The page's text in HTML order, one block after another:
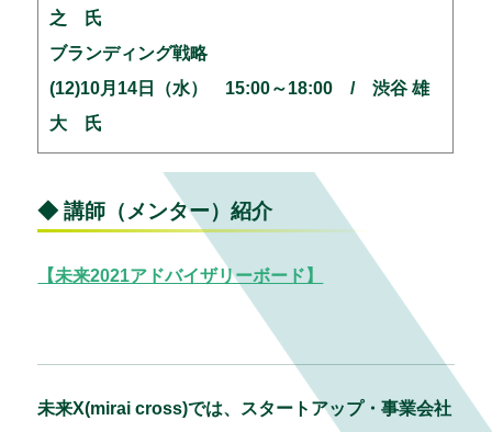
之 氏
ブランディング戦略
(12)10月14日（水） 15:00～18:00 / 渋谷 雄
大 氏
◆ 講師（メンター）紹介
【未来2021アドバイザリーボード】
未来X(mirai cross)では、スタートアップ・事業会社